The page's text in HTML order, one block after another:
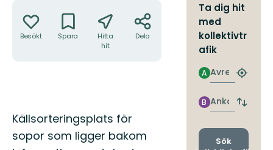
Besökt Spara
Hitta
hit
Dela
Beskrivning
Källsorteringsplats för
sopor som ligger bakom
Ta dig hit
med
kollektivtr
afik
Avresa
A
Hitta
Ankomst
B
Byt
och
Sök